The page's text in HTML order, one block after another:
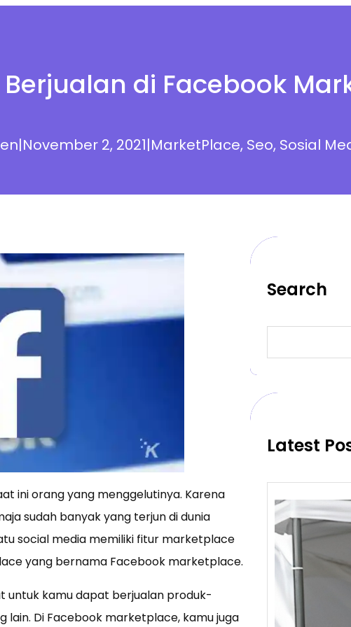
di Facebook
|November 2, 2021|MarketPlace, Seo, Sosial
ini orang yang menggelutinya. Karena
sudah banyak yang terjun di dunia
social media memiliki fitur marketplace
yang bernama Facebook marketplace.
untuk kamu dapat berjualan produk-
lain. Di Facebook marketplace, kamu juga
Search
a
c
Latest